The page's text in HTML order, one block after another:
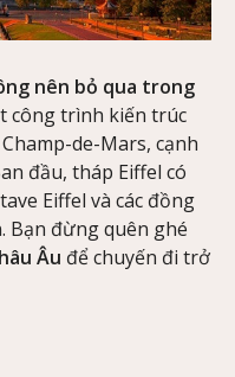
nên bỏ qua trong
công trình kiến trúc
de-Mars, cạnh
đầu, tháp Eiffel có
Eiffel và các đồng
Bạn đừng quên ghé
Âu để chuyến đi trở